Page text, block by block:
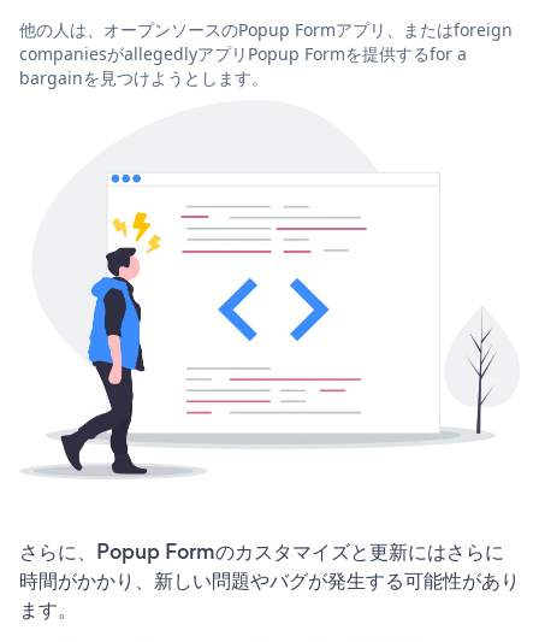
他の人は、オープンソースのPopup Formアプリ、またはforeign
companiesがallegedlyアプリPopup Formを提供するfor a
bargainを見つけようとします。
さらに、Popup Formのカスタマイズと更新にはさらに
時間がかかり、新しい問題やバグが発生する可能性があり
ます。